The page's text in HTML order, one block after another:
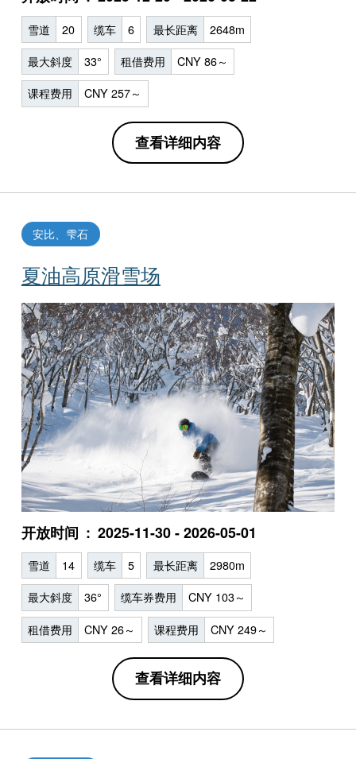
雪道 20 缆车 6 最长距离 2648m
最大斜度 33° 租借费用 CNY 86～
课程费用 CNY 257～
查看详细内容
夏油高原滑雪场
安比、雫石
开放时间 2025-11-30 - 2026-05-01
雪道 14 缆车 5 最长距离 2980m
最大斜度 36° 缆车券费用 CNY 103～
租借费用 CNY 26～ 课程费用 CNY 249～
查看详细内容